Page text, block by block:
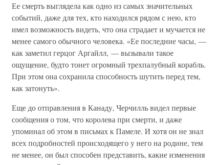
Ее смерть выглядела как одно из самых значительных
событий, даже для тех, кто находился рядом с нею, кто
имел возможность видеть, что она страдает и мучается не
менее самого обычного человека. «Ее последние часы, —
как заметил герцог Аргайлл, — вызывали такое
ощущение, будто тонет огромный трехпалубный корабль.
При этом она сохранила способность шутить перед тем,
как затонуть».
Еще до отправления в Канаду, Черчилль видел первые
сообщения о том, что королева при смерти, и даже
упоминал об этом в письмах к Памеле. И хотя он не знал
всех подробностей происходящего у него на родине, тем
не менее, он был способен представить, какие изменения